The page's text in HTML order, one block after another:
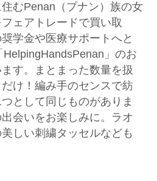
むPenan（プナン）族の女
ェアトレードで買い取
学金や医療サポートへと
」のお
す。まとまった数量を扱
け！編み手のセンスで紡
として同じものがありま
会いをお楽しみに。ラオ
しい刺繍タッセルなども